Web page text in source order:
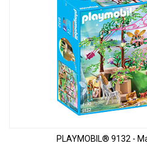
PLAYMOBIL® 9132 -